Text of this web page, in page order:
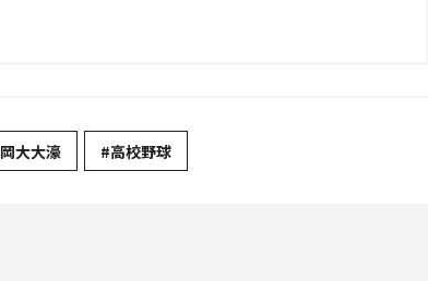
大大濠 #高校野球